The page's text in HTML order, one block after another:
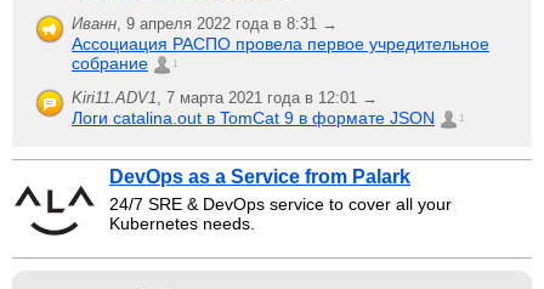
Иванн, 9 апреля 2022 года в 8:31 →
Ассоциация РАСПО провела первое учредительное
собрание
1
Kiri11.ADV1, 7 марта 2021 года в 12:01 →
Логи catalina.out в TomCat 9 в формате JSON 1
DevOps as a Service from Palark
24/7 SRE & DevOps service to cover all your
Kubernetes needs.